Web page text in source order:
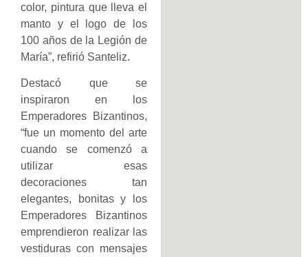
color, pintura que lleva el
manto y el logo de los
100 años de la Legión de
María”, refirió Santeliz.
Destacó que se
inspiraron en los
Emperadores Bizantinos,
“fue un momento del arte
cuando se comenzó a
utilizar esas
decoraciones tan
elegantes, bonitas y los
Emperadores Bizantinos
emprendieron realizar las
vestiduras con mensajes